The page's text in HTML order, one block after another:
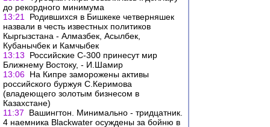
до рекордного минимума
13:21
Родившихся в Бишкеке четверняшек
назвали в честь известных политиков
Кыргызстана - Алмазбек, Асылбек,
Кубанычбек и Камчыбек
13:13
Российские С-300 принесут мир
Ближнему Востоку, - И.Шамир
13:06 На Кипре заморожены активы
российского буржуя С.Керимова
(владеющего золотым бизнесом в
Казахстане)
11:37
Вашингтон. Минимально - тридцатник.
4 наемника Blackwater осуждены за бойню в